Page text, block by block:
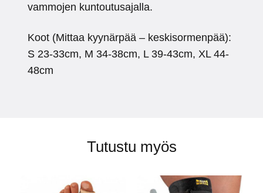
vammojen kuntoutusajalla.
Koot (Mittaa kyynärpää – keskisormenpää):
S 23-33cm, M 34-38cm, L 39-43cm, XL 44-
48cm
Tutustu myös